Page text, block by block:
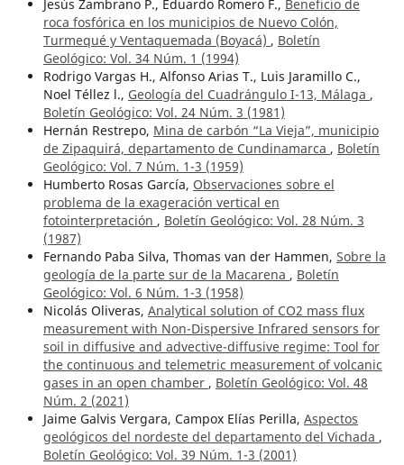
Jesús Zambrano P., Eduardo Romero F., Beneficio de
roca fosfórica en los municipios de Nuevo Colón,
Turmequé y Ventaquemada (Boyacá) , Boletín
Geológico: Vol. 34 Núm. 1 (1994)
Rodrigo Vargas H., Alfonso Arias T., Luis Jaramillo C.,
Noel Téllez l., Geología del Cuadrángulo I-13, Málaga ,
Boletín Geológico: Vol. 24 Núm. 3 (1981)
Hernán Restrepo, Mina de carbón “La Vieja”, municipio
de Zipaquirá, departamento de Cundinamarca , Boletín
Geológico: Vol. 7 Núm. 1-3 (1959)
Humberto Rosas García, Observaciones sobre el
problema de la exageración vertical en
fotointerpretación , Boletín Geológico: Vol. 28 Núm. 3
(1987)
Fernando Paba Silva, Thomas van der Hammen, Sobre la
geología de la parte sur de la Macarena , Boletín
Geológico: Vol. 6 Núm. 1-3 (1958)
Nicolás Oliveras, Analytical solution of CO2 mass flux
measurement with Non-Dispersive Infrared sensors for
soil in diffusive and advective-diffusive regime: Tool for
the continuous and telemetric measurement of volcanic
gases in an open chamber , Boletín Geológico: Vol. 48
Núm. 2 (2021)
Jaime Galvis Vergara, Campox Elías Perilla, Aspectos
geológicos del nordeste del departamento del Vichada ,
Boletín Geológico: Vol. 39 Núm. 1-3 (2001)